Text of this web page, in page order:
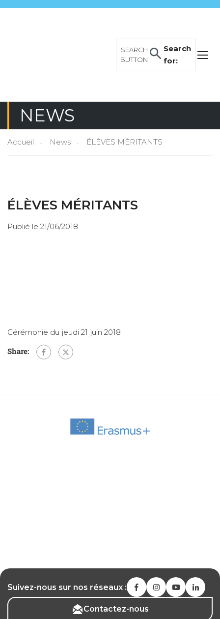
Search
for:
SEARCH
BUTTON
NEWS
Accueil News ÉLÈVES MÉRITANTS
ÉLÈVES MÉRITANTS
Publié le 21/06/2018
Cérémonie du jeudi 21 juin 2018
Share:
Suivez-nous sur nos réseaux :
Contactez-nous